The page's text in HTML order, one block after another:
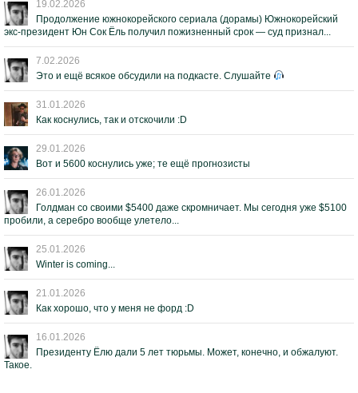
19.02.2026
Продолжение южнокорейского сериала (дорамы) Южнокорейский
экс-президент Юн Сок Ёль получил пожизненный срок — суд признал...
7.02.2026
Это и ещё всякое обсудили на подкасте. Слушайте
31.01.2026
Как коснулись, так и отскочили :D
29.01.2026
Вот и 5600 коснулись уже; те ещё прогнозисты
26.01.2026
Голдман со своими $5400 даже скромничает. Мы сегодня уже $5100
пробили, а серебро вообще улетело...
25.01.2026
Winter is coming...
21.01.2026
Как хорошо, что у меня не форд :D
16.01.2026
Президенту Ёлю дали 5 лет тюрьмы. Может, конечно, и обжалуют.
Такое.